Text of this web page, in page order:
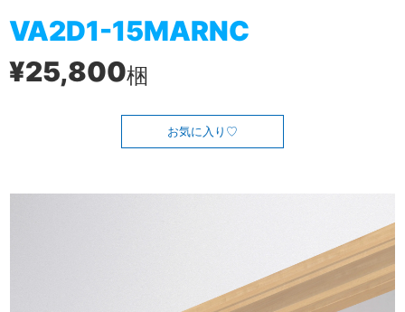
VA2D1-15MARNC
¥25,800梱
お気に入り